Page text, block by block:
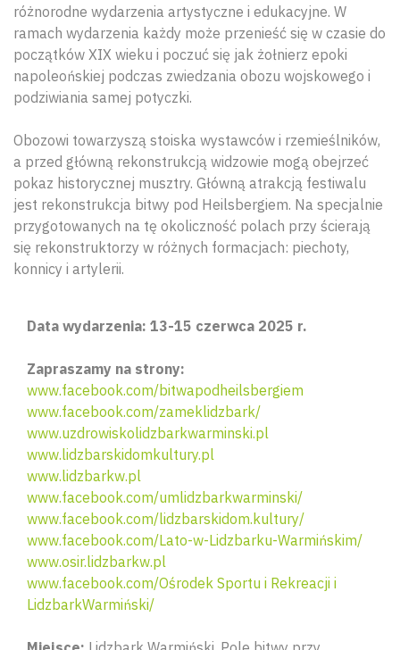
różnorodne wydarzenia artystyczne i edukacyjne. W
ramach wydarzenia każdy może przenieść się w czasie do
początków XIX wieku i poczuć się jak żołnierz epoki
napoleońskiej podczas zwiedzania obozu wojskowego i
podziwiania samej potyczki.
Obozowi towarzyszą stoiska wystawców i rzemieślników,
a przed główną rekonstrukcją widzowie mogą obejrzeć
pokaz historycznej musztry. Główną atrakcją festiwalu
jest rekonstrukcja bitwy pod Heilsbergiem. Na specjalnie
przygotowanych na tę okoliczność polach przy ścierają
się rekonstruktorzy w różnych formacjach: piechoty,
konnicy i artylerii.
Data wydarzenia: 13-15 czerwca 2025 r.
Zapraszamy na strony:
www.facebook.com/bitwapodheilsbergiem
www.facebook.com/zameklidzbark/
www.uzdrowiskolidzbarkwarminski.pl
www.lidzbarskidomkultury.pl
www.lidzbarkw.pl
www.facebook.com/umlidzbarkwarminski/
www.facebook.com/lidzbarskidom.kultury/
www.facebook.com/Lato-w-Lidzbarku-Warmińskim/
www.osir.lidzbarkw.pl
www.facebook.com/Ośrodek Sportu i Rekreacji i
LidzbarkWarmiński/